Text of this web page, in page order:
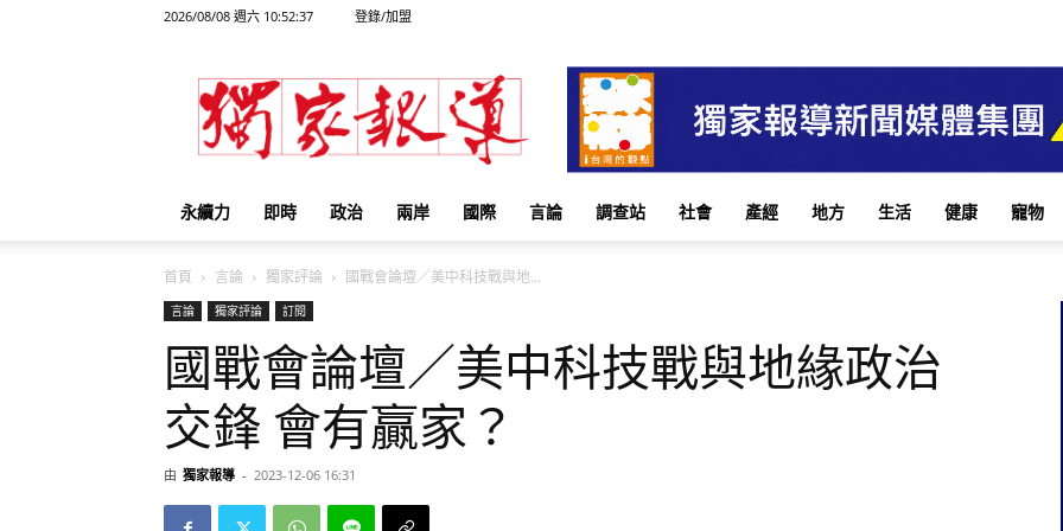
2026/08/08 週六 10:52:37 登錄/加盟
獨
家
報
永續力 即時 政治 兩岸 國際 言論 調查站 社會 產經 地方 生活 健康 寵物
首頁 言論 獨家評論 國戰會論壇／美中科技戰與地...
言論 獨家評論 訂閱
國戰會論壇／美中科技戰與地緣政治
交鋒 會有贏家？
由 獨家報導 - 2023-12-06 16:31